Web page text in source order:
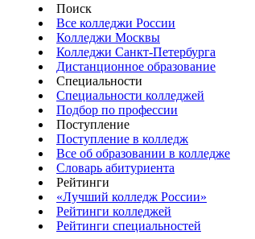
Поиск
Все колледжи России
Колледжи Москвы
Колледжи Санкт-Петербурга
Дистанционное образование
Специальности
Специальности колледжей
Подбор по профессии
Поступление
Поступление в колледж
Все об образовании в колледже
Словарь абитуриента
Рейтинги
«Лучший колледж России»
Рейтинги колледжей
Рейтинги специальностей